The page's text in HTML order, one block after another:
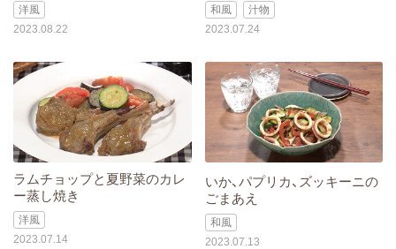
洋風
2023.08.22
和風
汁物
2023.07.24
ラムチョップと夏野菜のカレ
ー蒸し焼き
洋風
2023.07.14
いか、パプリカ、ズッキーニの
ごまあえ
和風
2023.07.13